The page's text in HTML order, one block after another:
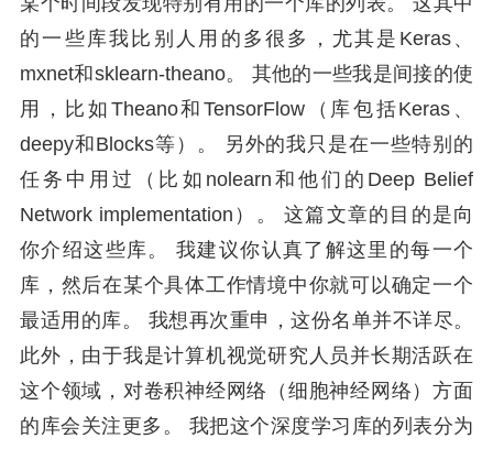
的一些库我比别人用的多很多，尤其是Keras、
mxnet和sklearn-theano。 其他的一些我是间接的使
用，比如Theano和TensorFlow（库包括Keras、
deepy和Blocks等）。 另外的我只是在一些特别的
任务中用过（比如nolearn和他们的Deep Belief
Network implementation）。 这篇文章的目的是向
你介绍这些库。 我建议你认真了解这里的每一个
库，然后在某个具体工作情境中你就可以确定一个
最适用的库。 我想再次重申，这份名单并不详尽。
此外，由于我是计算机视觉研究人员并长期活跃在
这个领域，对卷积神经网络（细胞神经网络）方面
的库会关注更多。 我把这个深度学习库的列表分为